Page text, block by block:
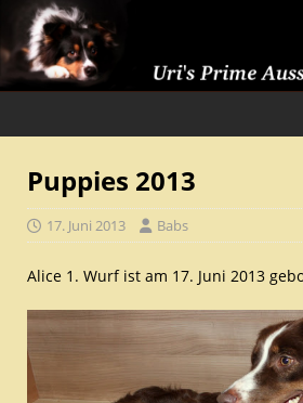
Puppies 2013
17. Juni 2013 Babs
Alice 1. Wurf ist am 17. Juni 2013